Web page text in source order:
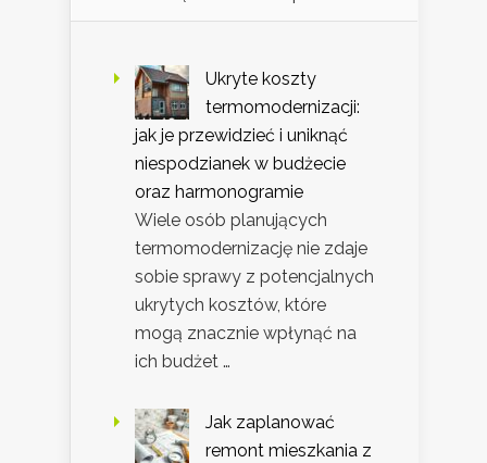
Ukryte koszty
termomodernizacji:
jak je przewidzieć i uniknąć
niespodzianek w budżecie
oraz harmonogramie
Wiele osób planujących
termomodernizację nie zdaje
sobie sprawy z potencjalnych
ukrytych kosztów, które
mogą znacznie wpłynąć na
ich budżet …
Jak zaplanować
remont mieszkania z